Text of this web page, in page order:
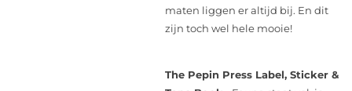
maten liggen er altijd bij. En dit
zijn toch wel hele mooie!
The Pepin Press Label, Sticker &